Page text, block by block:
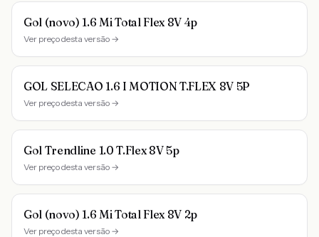
Gol (novo) 1.6 Mi Total Flex 8V 4p
Ver preço desta versão →
GOL SELECAO 1.6 I MOTION T.FLEX 8V 5P
Ver preço desta versão →
Gol Trendline 1.0 T.Flex 8V 5p
Ver preço desta versão →
Gol (novo) 1.6 Mi Total Flex 8V 2p
Ver preço desta versão →